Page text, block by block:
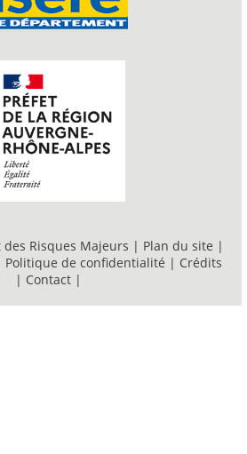
Risques Majeurs | Plan du site |
Politique de confidentialité | Crédits
| Contact |